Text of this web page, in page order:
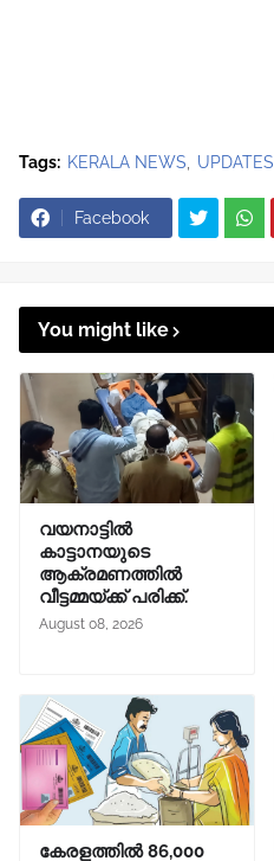
Tags: KERALA NEWS UPDATES
Facebook
You might like
വയനാട്ടിൽ
കാട്ടാനയുടെ
ആക്രമണത്തിൽ
വീട്ടമ്മയ്ക്ക് പരിക്ക്.
August 08, 2026
കേരളത്തിൽ 86,000